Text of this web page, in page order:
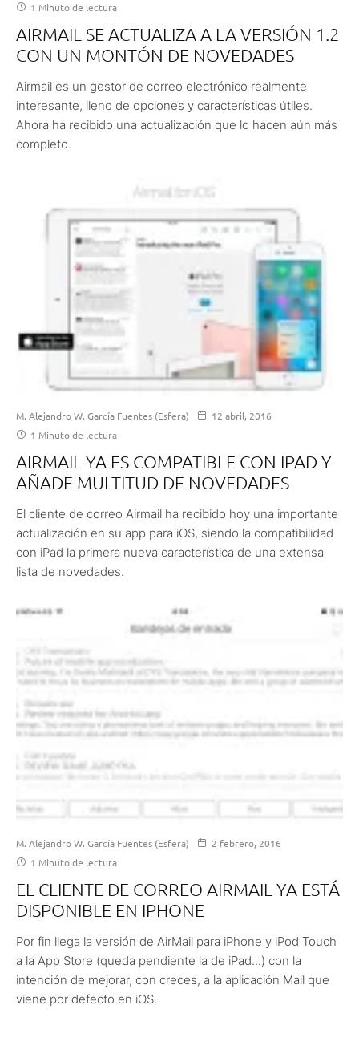
1 Minuto de lectura
AIRMAIL SE ACTUALIZA A LA VERSIÓN 1.2
CON UN MONTÓN DE NOVEDADES
Airmail es un gestor de correo electrónico realmente
interesante, lleno de opciones y características útiles.
Ahora ha recibido una actualización que lo hacen aún más
completo.
M. Alejandro W. García Fuentes (Esfera)
12 abril, 2016
1 Minuto de lectura
AIRMAIL YA ES COMPATIBLE CON IPAD Y
AÑADE MULTITUD DE NOVEDADES
El cliente de correo Airmail ha recibido hoy una importante
actualización en su app para iOS, siendo la compatibilidad
con iPad la primera nueva característica de una extensa
lista de novedades.
M. Alejandro W. García Fuentes (Esfera)
2 febrero, 2016
1 Minuto de lectura
EL CLIENTE DE CORREO AIRMAIL YA ESTÁ
DISPONIBLE EN IPHONE
Por fin llega la versión de AirMail para iPhone y iPod Touch
a la App Store (queda pendiente la de iPad...) con la
intención de mejorar, con creces, a la aplicación Mail que
viene por defecto en iOS.